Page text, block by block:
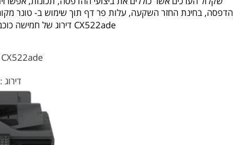
הדפסה, בחינת החזר השקעה, עלות פר דף תוך שימוש ב- טונר
CX522ade דירוג של חמישה כוכבים
דירוג :